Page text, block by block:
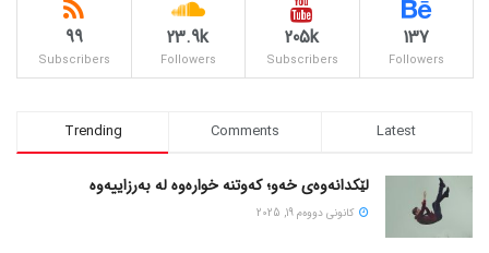
137
Followers
205k
Subscribers
23.9k
Followers
99
Subscribers
Trending Comments Latest
لێکدانەوەی خەو؛ کەوتنە خوارەوە لە بەرزاییەوە
كانونی دووه‌م 19, 2025